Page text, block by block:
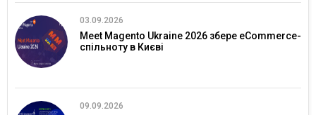
03.09.2026
Meet Magento Ukraine 2026 збере eCommerce-
спільноту в Києві
09.09.2026